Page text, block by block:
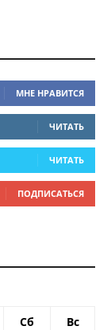
МНЕ НРАВИТСЯ
ЧИТАТЬ
ЧИТАТЬ
ПОДПИСАТЬСЯ
Сб Вс